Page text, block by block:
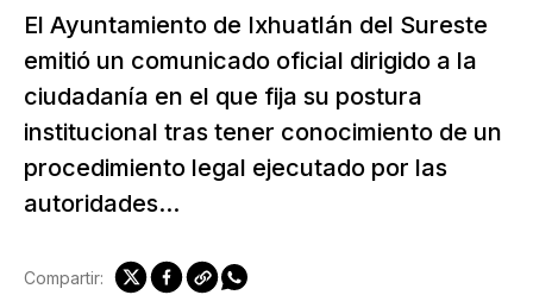
El Ayuntamiento de Ixhuatlán del Sureste
emitió un comunicado oficial dirigido a la
ciudadanía en el que fija su postura
institucional tras tener conocimiento de un
procedimiento legal ejecutado por las
autoridades...
Compartir: